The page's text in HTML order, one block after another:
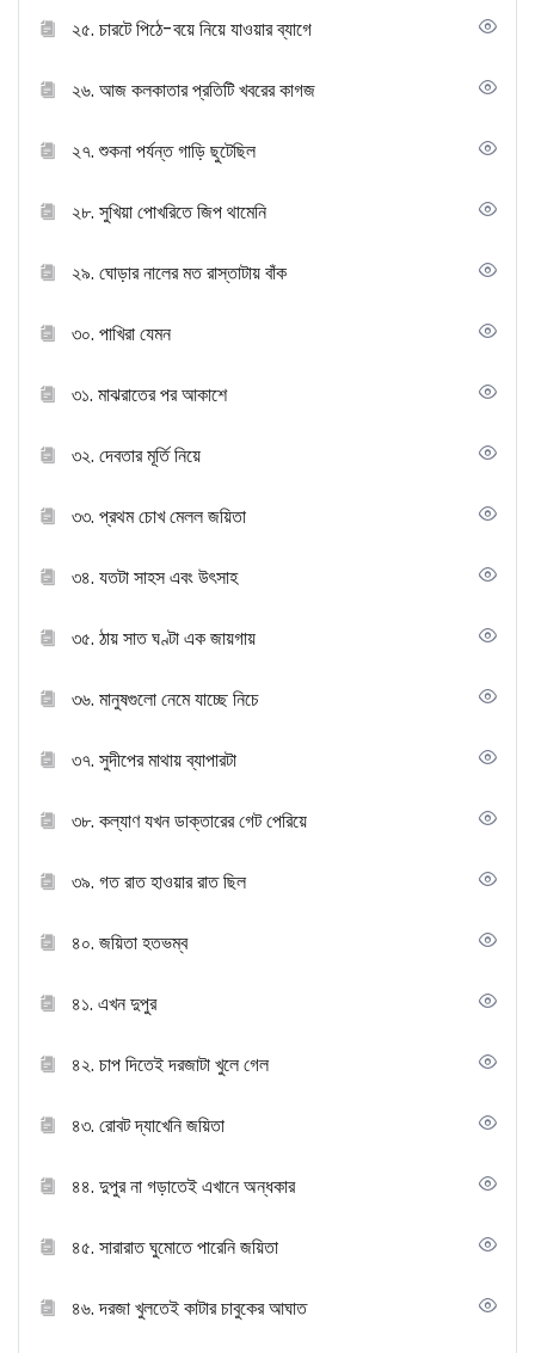
২৫. চারটে পিঠে-বয়ে নিয়ে যাওয়ার ব্যাগে
২৬. আজ কলকাতার প্রতিটি খবরের কাগজ
২৭. শুকনা পর্যন্ত গাড়ি ছুটেছিল
২৮. সুখিয়া পোখরিতে জিপ থামেনি
২৯. ঘোড়ার নালের মত রাস্তাটায় বাঁক
৩০. পাখিরা যেমন
৩১. মাঝরাতের পর আকাশে
৩২. দেবতার মূর্তি নিয়ে
৩৩. প্রথম চোখ মেলল জয়িতা
৩৪. যতটা সাহস এবং উৎসাহ
৩৫. ঠায় সাত ঘণ্টা এক জায়গায়
৩৬. মানুষগুলো নেমে যাচ্ছে নিচে
৩৭. সুদীপের মাথায় ব্যাপারটা
৩৮. কল্যাণ যখন ডাক্তারের গেট পেরিয়ে
৩৯. গত রাত হাওয়ার রাত ছিল
৪০. জয়িতা হতভম্ব
৪১. এখন দুপুর
৪২. চাপ দিতেই দরজাটা খুলে গেল
৪৩. রোবট দ্যাখেনি জয়িতা
৪৪. দুপুর না গড়াতেই এখানে অন্ধকার
৪৫. সারারাত ঘুমোতে পারেনি জয়িতা
৪৬. দরজা খুলতেই কাটার চাবুকের আঘাত